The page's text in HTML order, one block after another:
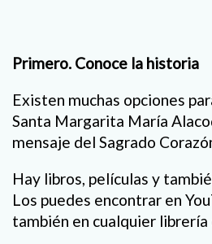
Primero. Conoce la historia
Existen muchas opciones
Santa Margarita María
mensaje del Sagrado
Hay libros, películas y
Los puedes encontrar en
también en cualquier